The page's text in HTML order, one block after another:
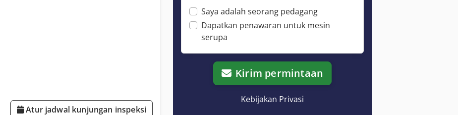
Atur jadwal kunjungan inspeksi
Saya adalah seorang pedagang
Dapatkan penawaran untuk mesin
serupa
Kirim permintaan
Kebijakan Privasi